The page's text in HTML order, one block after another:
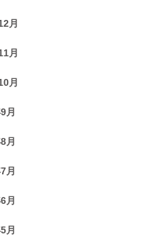
月
月
月
月
月
月
月
月